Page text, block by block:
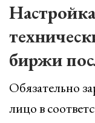
биржи
Обязательно
лицо в